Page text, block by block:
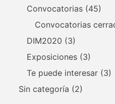
Convocatorias (45)
Convocatorias
DIM2020 (3)
Exposiciones (3)
Te puede interesar (3)
Sin categoría (2)